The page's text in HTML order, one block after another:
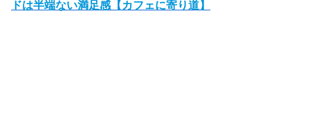
ドは半端ない満足感【カフェに寄り道】